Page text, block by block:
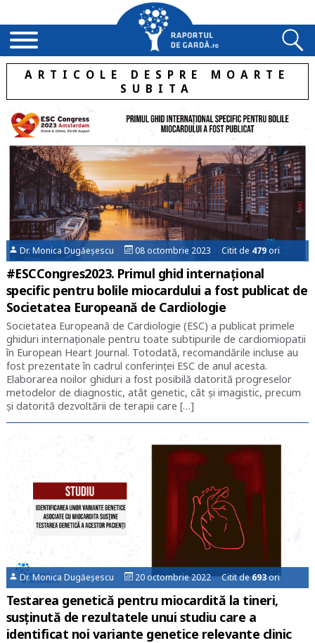
ARTICOLE DESPRE MOARTE
SUBITA
Dr. Monica Dugăeșescu 08 octombrie 2023 Citit de 479ori
#ESCCongres2023. Primul ghid internațional
specific pentru bolile miocardului a fost publicat de
Societatea Europeană de Cardiologie
Societatea Europeană de Cardiologie (ESC) a publicat primele
ghiduri internaționale pentru toate subtipurile de cardiomiopatii
în European Heart Journal. Totodată, recomandările incluse au
fost prezentate în cadrul conferinței ESC de anul acesta.
Elaborarea noilor ghiduri a fost posibilă datorită progreselor
metodelor de diagnostic, atât genetic, cât și imagistic, precum
și datorită dezvoltării de terapii care […]
Dr. Monica Dugăeșescu 20 octombrie 2022 Citit de693ori
Testarea genetică pentru miocardită la tineri,
susținută de rezultatele unui studiu care a
identificat noi variante genetice relevante clinic